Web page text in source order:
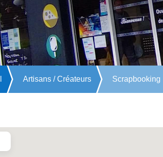
Artisans / Créateurs Scrapbooking